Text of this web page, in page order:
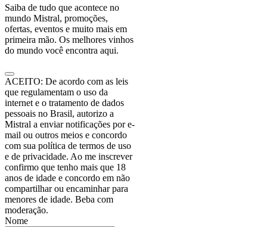
Saiba de tudo que acontece no
mundo Mistral, promoções,
ofertas, eventos e muito mais em
primeira mão. Os melhores vinhos
do mundo você encontra aqui.
ACEITO: De acordo com as leis
que regulamentam o uso da
internet e o tratamento de dados
pessoais no Brasil, autorizo a
Mistral a enviar notificações por e-
mail ou outros meios e concordo
com sua política de termos de uso
e de privacidade. Ao me inscrever
confirmo que tenho mais que 18
anos de idade e concordo em não
compartilhar ou encaminhar para
menores de idade. Beba com
moderação.
Nome